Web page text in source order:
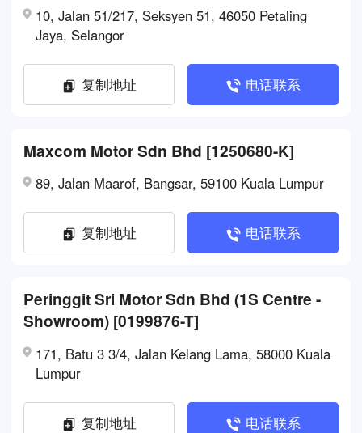
10, Jalan 51/217, Seksyen 51, 46050 Petaling
Jaya, Selangor
复制地址 电话联系
Maxcom Motor Sdn Bhd [1250680-K]
89, Jalan Maarof, Bangsar, 59100 Kuala Lumpur
复制地址 电话联系
Peringgit Sri Motor Sdn Bhd (1S Centre -
Showroom) [0199876-T]
171, Batu 3 3/4, Jalan Kelang Lama, 58000 Kuala
Lumpur
复制地址 电话联系